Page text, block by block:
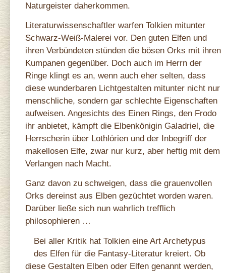
Naturgeister daherkommen.
Literaturwissenschaftler warfen Tolkien mitunter
Schwarz‑Weiß‑Malerei vor. Den guten Elfen und
ihren Verbündeten stünden die bösen Orks mit ihren
Kumpanen gegenüber. Doch auch im Herrn der
Ringe klingt es an, wenn auch eher selten, dass
diese wunderbaren Lichtgestalten mitunter nicht nur
menschliche, sondern gar schlechte Eigenschaften
aufweisen. Angesichts des Einen Rings, den Frodo
ihr anbietet, kämpft die Elbenkönigin Galadriel, die
Herrscherin über Lothlórien und der Inbegriff der
makellosen Elfe, zwar nur kurz, aber heftig mit dem
Verlangen nach Macht.
Ganz davon zu schweigen, dass die grauenvollen
Orks dereinst aus Elben gezüchtet worden waren.
Darüber ließe sich nun wahrlich trefflich
philosophieren …
Bei aller Kritik hat Tolkien eine Art Archetypus
des Elfen für die Fantasy-Literatur kreiert. Ob
diese Gestalten Elben oder Elfen genannt werden,